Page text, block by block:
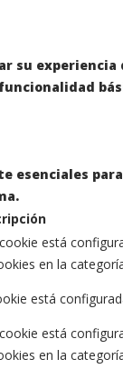
experiencia
esenciales
está
en la
está
está
en la